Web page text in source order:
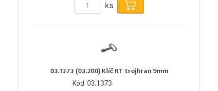
ks
03.1373 (03.200) Klíč RT trojhran 9mm
Kód: 03.1373